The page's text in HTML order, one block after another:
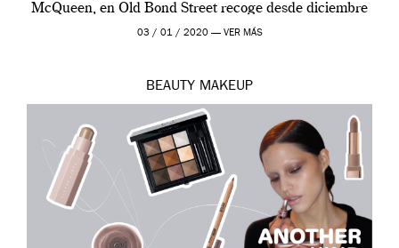
McQueen, en Old Bond Street recoge desde diciembre
de 2019 hasta final de abril […]
03 / 01 / 2020 — VER MÁS
BEAUTY MAKEUP